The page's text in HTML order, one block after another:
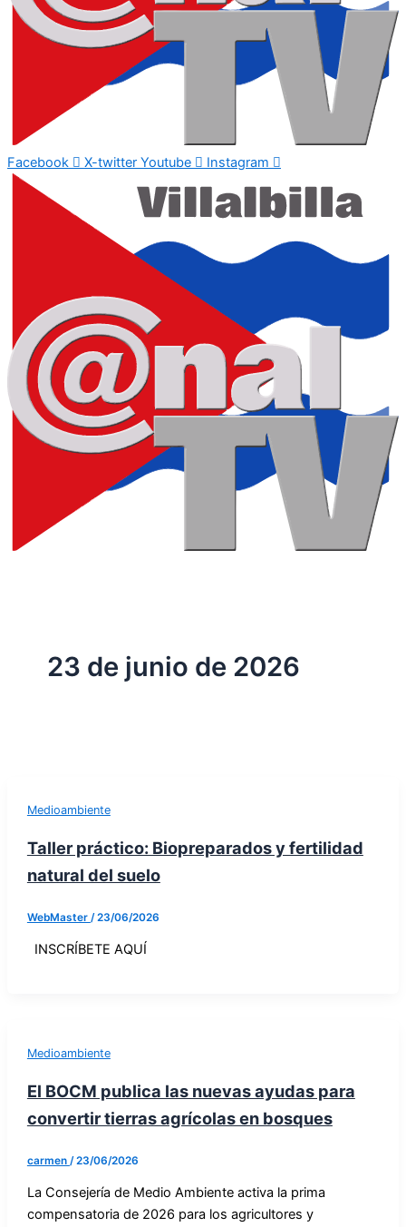
Facebook X-twitter Youtube Instagram
23 de junio de 2026
Medioambiente
Taller práctico: Biopreparados y fertilidad
natural del suelo
WebMaster /23/06/2026
INSCRÍBETE AQUÍ
Medioambiente
El BOCM publica las nuevas ayudas para
convertir tierras agrícolas en bosques
carmen /23/06/2026
La Consejería de Medio Ambiente activa la prima
compensatoria de 2026 para los agricultores y